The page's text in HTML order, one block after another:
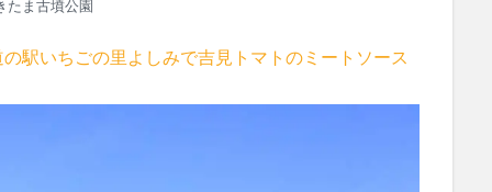
たま古墳公園
の駅いちごの里よしみで吉見トマトのミートソース